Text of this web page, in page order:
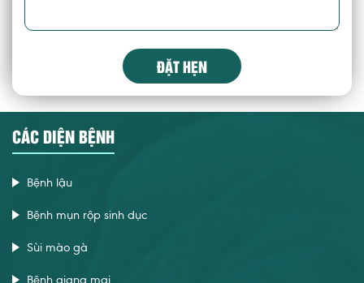
ĐẶT HẸN
CÁC DIỆN BỆNH
Bệnh lậu
Bệnh mụn rộp sinh dục
Sùi mào gà
Bệnh giang mai